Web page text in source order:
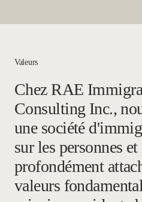
Valeurs
Chez RAE
Consulting Inc.,
une société
sur les personnes et
profondément
valeurs